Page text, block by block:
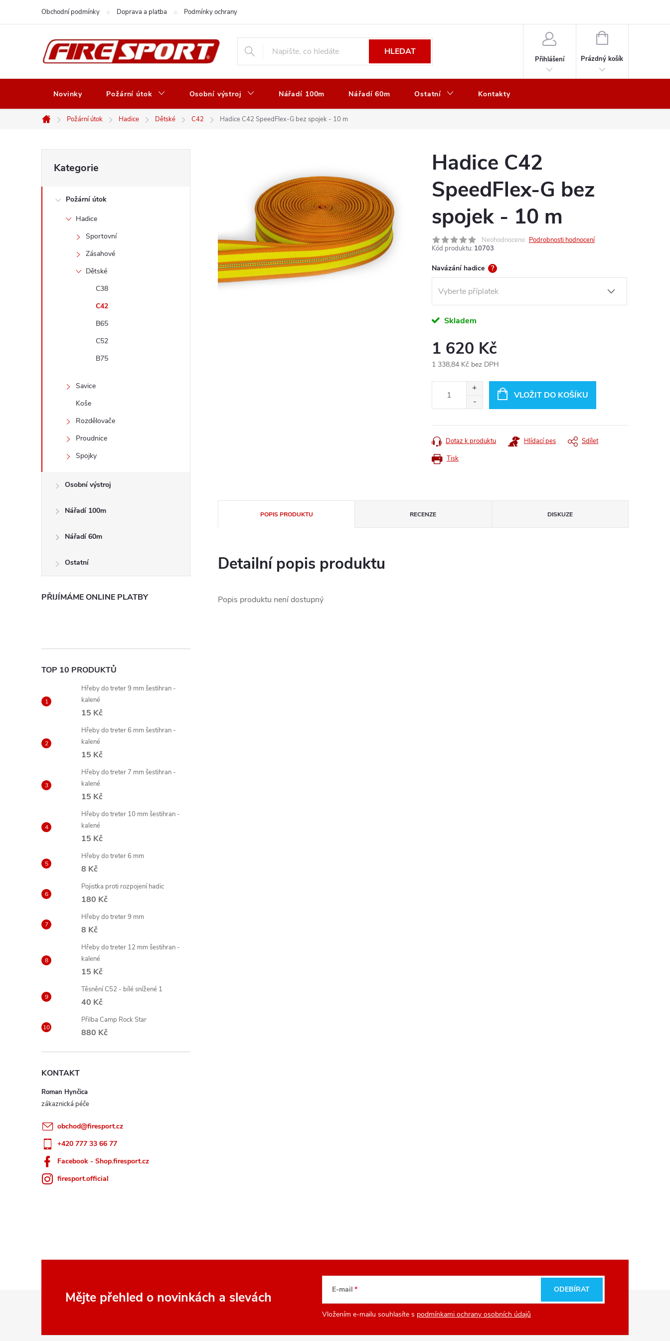
Obchodní podmínky Doprava a platba Podmínky ochrany osobních údajů
HLEDAT
Přihlášení
NÁKUPNÍ
Prázdný košík
Novinky Požární útok Osobní výstroj Nářadí 100m Nářadí 60m Ostatní Kontakty
Domů
Požární útok Hadice Dětské C42 Hadice C42 SpeedFlex-G bez spojek - 10 m
o
kategorie
Kategorie
Požární útok
Hadice
Sportovní
Zásahové
Dětské
C38
C42
B65
C52
B75
Savice
Koše
Rozdělovače
Proudnice
Spojky
Osobní výstroj
Nářadí 100m
Nářadí 60m
Ostatní
PŘIJÍMÁME ONLINE PLATBY
TOP 10 PRODUKTŮ
Hřeby do treter 9 mm šestihran -
kalené
15 Kč
Hřeby do treter 6 mm šestihran -
kalené
15 Kč
Hřeby do treter 7 mm šestihran -
kalené
15 Kč
Hřeby do treter 10 mm šestihran -
kalené
15 Kč
Hřeby do treter 6 mm
8 Kč
Pojistka proti rozpojení hadic
180 Kč
Hřeby do treter 9 mm
8 Kč
Hřeby do treter 12 mm šestihran -
kalené
15 Kč
Těsnění C52 - bílé snížené 1
40 Kč
Přilba Camp Rock Star
880 Kč
KONTAKT
Roman Hynčica
obchod@firesport.cz
+420 777 33 66 77
Facebook - Shop.firesport.cz
firesport.official
Hadice C42
SpeedFlex-G bez
spojek - 10 m
Neohodnoceno Podrobnosti hodnocení
Kód produktu: 10703
Navázání hadice ?
Skladem
1 620 Kč
1 338,84 Kč bez DPH
VLOŽIT DO KOŠÍKU
Tisk
Dotaz k produktu Hlídací pes Sdílet
POPIS PRODUKTU RECENZE DISKUZE
Detailní popis produktu
Popis produktu není dostupný
Mějte přehled o novinkách a slevách E-mail
Vložením e-mailu souhlasíte s podmínkami ochrany osobních údajů
ODEBÍRAT